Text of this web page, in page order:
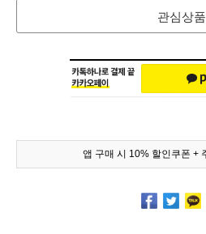
관심상품
앱 구매 시 10% 할인쿠폰 +